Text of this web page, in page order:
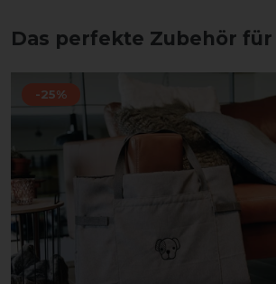
Das perfekte Zubehör für
-25%